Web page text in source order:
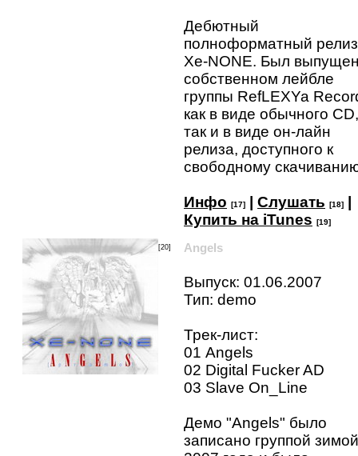
Дебютный
полноформатный релиз
Xe-NONE. Был
собственном лейбле
группы RefLEXYa
как в виде обычного CD,
так и в виде он-лайн
релиза, доступного к
свободному
Инфо [17] Слушать [18]
Купить на iTunes [19]
[20] Angels
Выпуск: 01.06.2007
Тип: demo
Трек-лист:
01 Angels
02 Digital Fucker AD
03 Slave On_Line
Демо "Angels" было
записано группой зимой